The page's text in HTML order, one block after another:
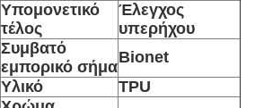
Υπομονετικό
τέλος
Έλεγχος
υπερήχου
Συμβατό
εμπορικό σήμα
Bionet
Υλικό
TPU